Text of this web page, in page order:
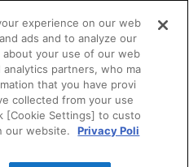
experience on our web
ads and to analyze our
your use of our web
partners, who ma
that you have provi
collected from your use
[Cookie Settings] to custo
our website.
Privacy Poli